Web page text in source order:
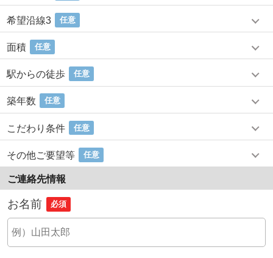
希望沿線3 任意
面積 任意
駅からの徒歩 任意
築年数 任意
こだわり条件 任意
その他ご要望等 任意
ご連絡先情報
お名前 必須